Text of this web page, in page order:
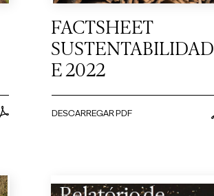
FACTSHEET
SUSTENTABILIDAD
E 2022
DESCARREGAR PDF